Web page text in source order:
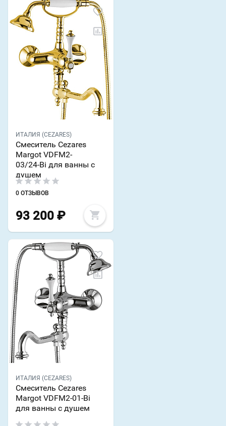
ИТАЛИЯ (CEZARES)
Смеситель Cezares
Margot VDFM2-
03/24-Bi для ванны с
душем
0 ОТЗЫВОВ
93 200 ₽
ИТАЛИЯ (CEZARES)
Смеситель Cezares
Margot VDFM2-01-Bi
для ванны с душем